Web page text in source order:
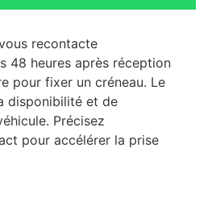
recontacte
48 heures après réception
pour fixer un créneau. Le
disponibilité et de
Précisez
pour accélérer la prise